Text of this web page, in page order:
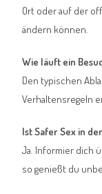
Ort oder auf der
ändern können.
Wie läuft ein
Den typischen
Verhaltensregeln
Ist Safer Sex in
Ja. Informier dich
so genießt du